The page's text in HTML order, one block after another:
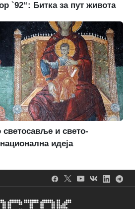
`92“: Битка за пут живота
и свето-
идеја